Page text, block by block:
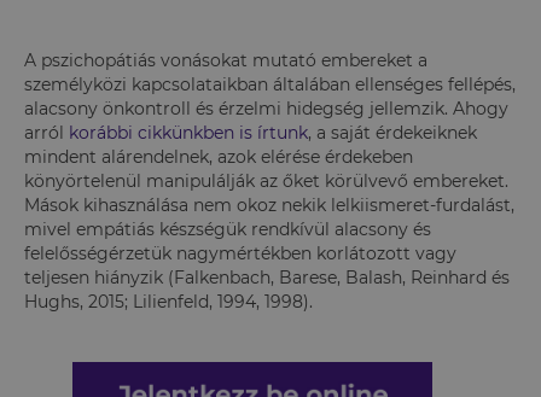
A pszichopátiás vonásokat mutató embereket a
személyközi kapcsolataikban általában ellenséges fellépés,
alacsony önkontroll és érzelmi hidegség jellemzik. Ahogy
arról korábbi cikkünkben is írtunk, a saját érdekeiknek
mindent alárendelnek, azok elérése érdekeben
könyörtelenül manipulálják az őket körülvevő embereket.
Mások kihasználása nem okoz nekik lelkiismeret-furdalást,
mivel empátiás készségük rendkívül alacsony és
felelősségérzetük nagymértékben korlátozott vagy
teljesen hiányzik (Falkenbach, Barese, Balash, Reinhard és
Hughs, 2015; Lilienfeld, 1994, 1998).